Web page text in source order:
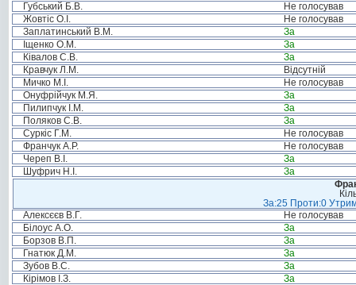
Губський Б.В.
Не голосував
Жовтіс О.І.
Не голосував
Заплатинський В.М.
За
Іщенко О.М.
За
Ківалов С.В.
За
Кравчук Л.М.
Відсутній
Мичко М.І.
Не голосував
Онуфрійчук М.Я.
За
Пилипчук І.М.
За
Поляков С.В.
За
Суркіс Г.М.
Не голосував
Франчук А.Р.
Не голосував
Череп В.І.
За
Шуфрич Н.І.
За
За:25 Проти:0
Алексєєв В.Г.
Не голосував
Білоус А.О.
За
Борзов В.П.
За
Гнатюк Д.М.
За
Зубов В.С.
За
Кірімов І.З.
За